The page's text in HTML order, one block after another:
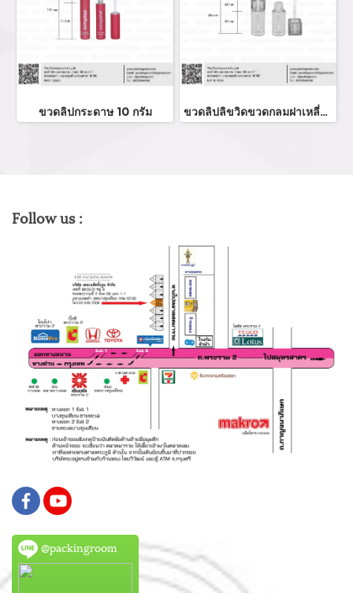
ขวดลิปกระดาษ 10 กรัม ขวดลิปลิขวิดขวดกลมฝาเหลี่ยม
Follow us :
@packingroom